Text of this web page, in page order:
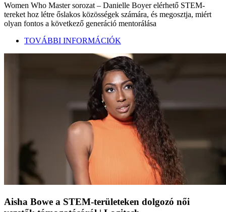
Women Who Master sorozat – Danielle Boyer elérhető STEM-
tereket hoz létre őslakos közösségek számára, és megosztja, miért
olyan fontos a következő generáció mentorálása
TOVÁBBI INFORMÁCIÓK
Aisha Bowe a STEM-területeken dolgozó női